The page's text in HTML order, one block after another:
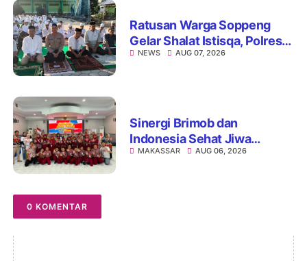
Ratusan Warga Soppeng
Gelar Shalat Istisqa, Polres
Hadir Mengawal Ikhtiar
NEWS AUG 07, 2026
Sinergi Brimob dan
Indonesia Sehat Jiwa
Hadirkan Pojok Curhat,
MAKASSAR AUG 06, 2026
0 KOMENTAR